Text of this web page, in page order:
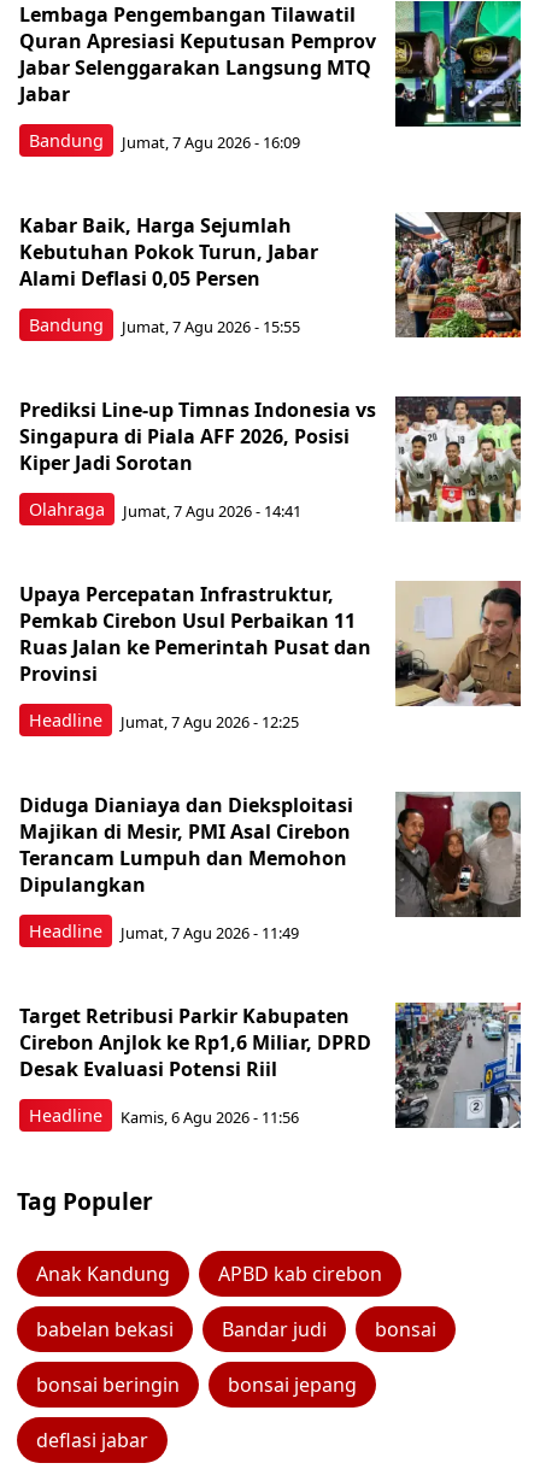
Bandung
Lembaga Pengembangan Tilawatil
Quran Apresiasi Keputusan Pemprov
Jabar Selenggarakan Langsung MTQ
Jabar
Jumat, 7 Agu 2026 - 16:09
Bandung
Kabar Baik, Harga Sejumlah
Kebutuhan Pokok Turun, Jabar
Alami Deflasi 0,05 Persen
Jumat, 7 Agu 2026 - 15:55
Olahraga
Prediksi Line-up Timnas Indonesia vs
Singapura di Piala AFF 2026, Posisi
Kiper Jadi Sorotan
Jumat, 7 Agu 2026 - 14:41
Headline
Upaya Percepatan Infrastruktur,
Pemkab Cirebon Usul Perbaikan 11
Ruas Jalan ke Pemerintah Pusat dan
Provinsi
Jumat, 7 Agu 2026 - 12:25
Headline
Diduga Dianiaya dan Dieksploitasi
Majikan di Mesir, PMI Asal Cirebon
Terancam Lumpuh dan Memohon
Dipulangkan
Jumat, 7 Agu 2026 - 11:49
Headline
Target Retribusi Parkir Kabupaten
Cirebon Anjlok ke Rp1,6 Miliar, DPRD
Desak Evaluasi Potensi Riil
Kamis, 6 Agu 2026 - 11:56
Tag Populer
Anak Kandung APBD kab cirebon
babelan bekasi Bandar judi bonsai
bonsai beringin bonsai jepang
deflasi jabar